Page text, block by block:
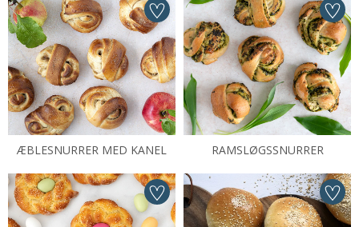
ÆBLESNURRER MED KANEL RAMSLØGSSNURRER